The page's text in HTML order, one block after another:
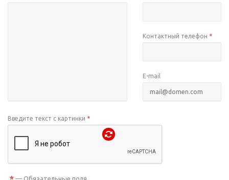
Контактный телефон *
E-mail
Введите текст с картинки *
— Обязательные поля